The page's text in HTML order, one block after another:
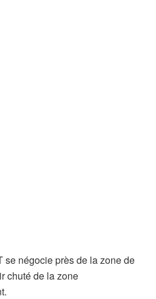
se négocie près de la zone de
chuté de la zone